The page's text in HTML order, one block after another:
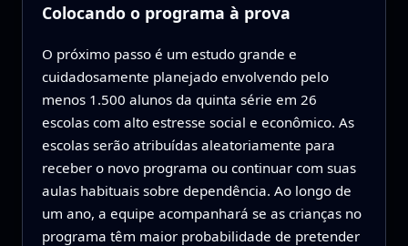
Colocando o programa à prova
O próximo passo é um estudo grande e
cuidadosamente planejado envolvendo pelo
menos 1.500 alunos da quinta série em 26
escolas com alto estresse social e econômico. As
escolas serão atribuídas aleatoriamente para
receber o novo programa ou continuar com suas
aulas habituais sobre dependência. Ao longo de
um ano, a equipe acompanhará se as crianças no
programa têm maior probabilidade de pretender